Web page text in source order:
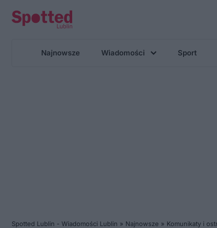
Najnowsze Wiadomości Sport
Spotted Lublin - Wiadomości Lublin » Najnowsze » Komunikaty i